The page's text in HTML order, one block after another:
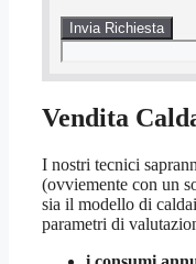
Vendita
I nostri tecnici
(ovviemente con un
sia il modello di
parametri di